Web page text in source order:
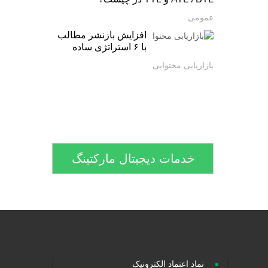
عمومی
افزایش بازنشر مطالب
با ۶ استراتژی ساده
بازاریابی محتوایی
خدمات دیجیتال مارکتینگ
نماد اعتماد الکترونیک